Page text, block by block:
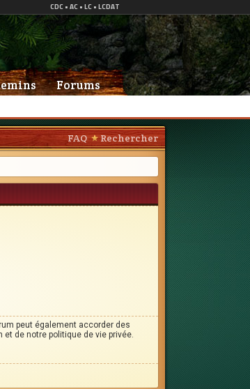
Forums
FAQ Rechercher
peut également accorder des
de notre politique de vie privée.